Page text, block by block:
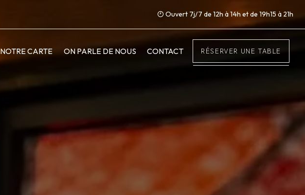
Ouvert 7j/7 de 12h à 14h et de 19h15 à 21h
NOTRE CARTE ON PARLE DE NOUS CONTACT RÉSERVER UNE TABLE